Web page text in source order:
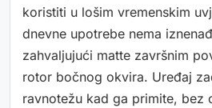
koristiti u lošim vremenskim
dnevne upotrebe nema
zahvaljujući matte završnim
rotor bočnog okvira. Uređaj
ravnotežu kad ga primite, bez